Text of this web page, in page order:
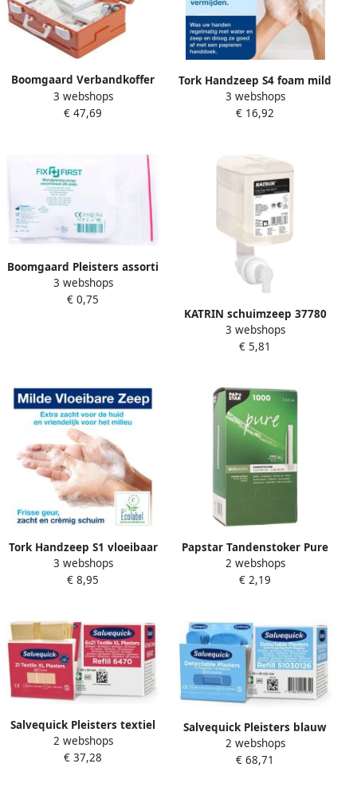
Boomgaard Verbandkoffer
A5 met klem ft 40 x 30 x 15
cm
3 webshops
€ 47,69
Tork Handzeep S4 foam mild
geparfumeerd 1000ml
520501
3 webshops
€ 16,92
Boomgaard Pleisters assorti
afmetingen pak van 20
stuks
3 webshops
€ 0,75
KATRIN schuimzeep 37780
Clean flacon van 500 ml
3 webshops
€ 5,81
Tork Handzeep S1 vloeibaar
mild geparfurmeerd
parelwit 1000ml 420501
3 webshops
€ 8,95
Papstar Tandenstoker Pure
per stuk verpakt dispenser
Ã 1000 stuks hout
2 webshops
€ 2,19
Salvequick Pleisters textiel
extra groot 6x 21 stuks
2 webshops
€ 37,28
Salvequick Pleisters blauw
detectabel mix 6x 30 stuks
2 webshops
€ 68,71